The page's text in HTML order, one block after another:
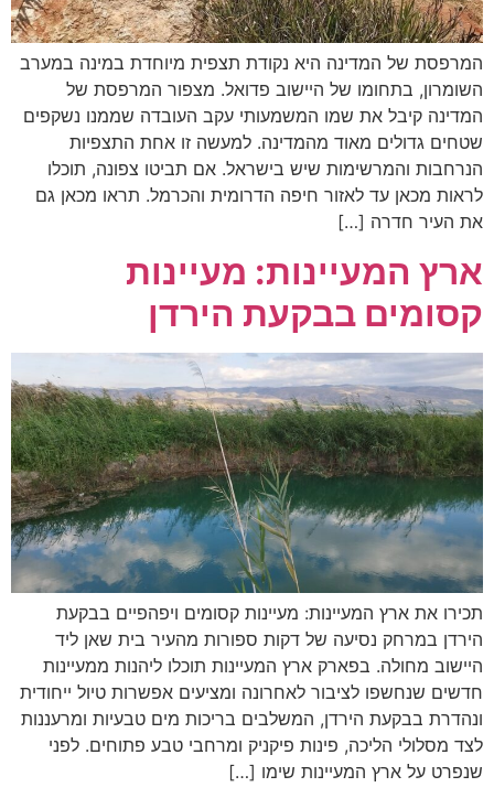
המרפסת של המדינה היא נקודת תצפית מיוחדת במינה במערב
השומרון, בתחומו של היישוב פדואל. מצפור המרפסת של
המדינה קיבל את שמו המשמעותי עקב העובדה שממנו נשקפים
שטחים גדולים מאוד מהמדינה. למעשה זו אחת התצפיות
הנרחבות והמרשימות שיש בישראל. אם תביטו צפונה, תוכלו
לראות מכאן עד לאזור חיפה הדרומית והכרמל. תראו מכאן גם
את העיר חדרה […]
ארץ המעיינות: מעיינות
קסומים בבקעת הירדן
תכירו את ארץ המעיינות: מעיינות קסומים ויפהפיים בבקעת
הירדן במרחק נסיעה של דקות ספורות מהעיר בית שאן ליד
היישוב מחולה. בפארק ארץ המעיינות תוכלו ליהנות ממעיינות
חדשים שנחשפו לציבור לאחרונה ומציעים אפשרות טיול ייחודית
ונהדרת בבקעת הירדן, המשלבים בריכות מים טבעיות ומרעננות
לצד מסלולי הליכה, פינות פיקניק ומרחבי טבע פתוחים. לפני
שנפרט על ארץ המעיינות שימו […]